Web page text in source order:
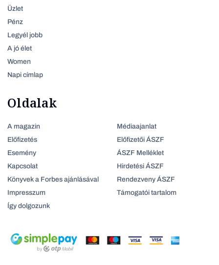
Üzlet
Pénz
Legyél jobb
A jó élet
Women
Napi címlap
Oldalak
A magazin
Előfizetés
Esemény
Kapcsolat
Könyvek a Forbes ajánlásával
Impresszum
Így dolgozunk
Médiaajanlat
Előfizetői ÁSZF
ÁSZF Melléklet
Hirdetési ÁSZF
Rendezveny ÁSZF
Támogatói tartalom